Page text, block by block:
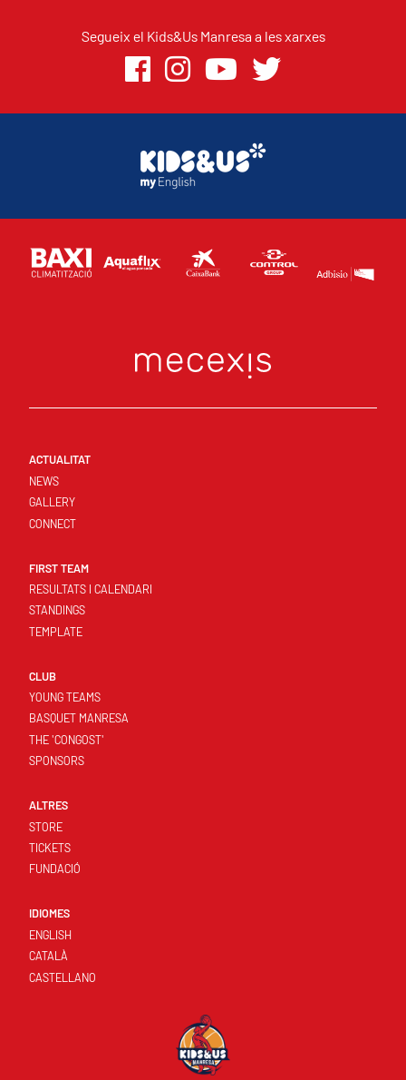
Segueix el Kids&Us Manresa a les xarxes
ACTUALITAT
NEWS
GALLERY
CONNECT
FIRST TEAM
RESULTATS I CALENDARI
STANDINGS
TEMPLATE
CLUB
YOUNG TEAMS
BASQUET MANRESA
THE 'CONGOST'
SPONSORS
ALTRES
STORE
TICKETS
FUNDACIÓ
IDIOMES
ENGLISH
CATALÀ
CASTELLANO